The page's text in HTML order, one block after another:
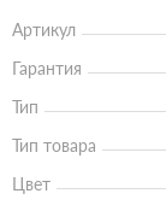
Артикул
Гарантия
Тип
Тип товара
Цвет